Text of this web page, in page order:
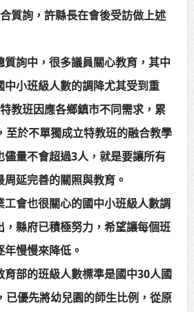
質詢，許縣長在會後受訪做上述
詢中，很多議員關心教育，其中
小班級人數的調降尤其受到重
教班因應各鄉鎮市不同需求，累
至於不單獨成立特教班的融合教學
儘量不會超過3人，就是要讓所有
延完善的關照與教育。
工會也很關心的國中小班級人數調
縣府已積極努力，希望讓每個班
慢慢來降低。
育部的班級人數標準是國中30人國
已優先將幼兒園的師生比例，從原